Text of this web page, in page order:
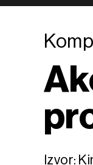
Izvor: